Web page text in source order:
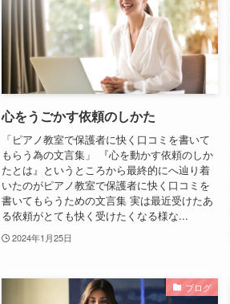
心をうごかす依頼のしかた
「ピアノ教室で保護者に快く口コミを書いて
もらう為の文言集」 『心を動かす依頼のしか
たとは』というところから最終的にへ辿り着
いたのがピアノ教室で保護者に快く口コミを
書いてもらうための文言集 実は最近受けたあ
る依頼がとても快く受けたくなる様な...
2024年1月25日
ブログ